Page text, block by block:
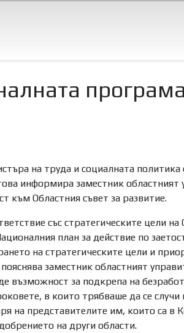
на труда и социалната
информира заместник
към Областния съвет за развитие.
със стратегическите цели
план за действие по
на стратегическите цели и
заместник областният
възможност за подкрепа на
в които трябваше да се
на представителите им, които са
на други области.